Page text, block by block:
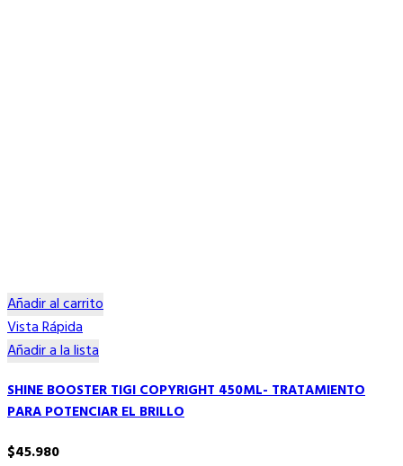
Añadir al carrito
Vista Rápida
Añadir a la lista
SHINE BOOSTER TIGI COPYRIGHT 450ML- TRATAMIENTO
PARA POTENCIAR EL BRILLO
$45.980